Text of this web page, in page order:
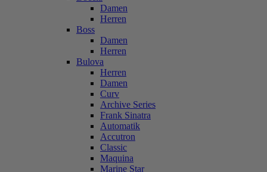
Damen
Herren
Boss
Damen
Herren
Bulova
Herren
Damen
Curv
Archive Series
Frank Sinatra
Automatik
Accutron
Classic
Maquina
Marine Star